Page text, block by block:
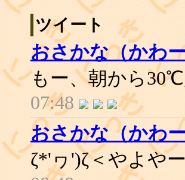
ツイート
おさかな（かわー
もー、朝から
07:48
おさかな（かわー
ζ*'ヮ')ζ＜やよやー